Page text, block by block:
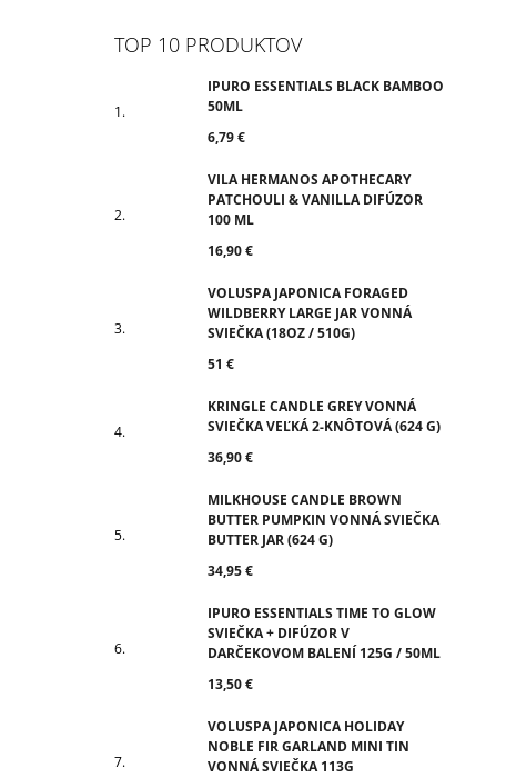
TOP 10 PRODUKTOV
IPURO ESSENTIALS BLACK BAMBOO
50ML
6,79 €
VILA HERMANOS APOTHECARY
PATCHOULI & VANILLA DIFÚZOR
100 ML
16,90 €
VOLUSPA JAPONICA FORAGED
WILDBERRY LARGE JAR VONNÁ
SVIEČKA (18OZ / 510G)
51 €
KRINGLE CANDLE GREY VONNÁ
SVIEČKA VEĽKÁ 2-KNÔTOVÁ (624 G)
36,90 €
MILKHOUSE CANDLE BROWN
BUTTER PUMPKIN VONNÁ SVIEČKA
BUTTER JAR (624 G)
34,95 €
IPURO ESSENTIALS TIME TO GLOW
SVIEČKA + DIFÚZOR V
DARČEKOVOM BALENÍ 125G / 50ML
13,50 €
VOLUSPA JAPONICA HOLIDAY
NOBLE FIR GARLAND MINI TIN
VONNÁ SVIEČKA 113G